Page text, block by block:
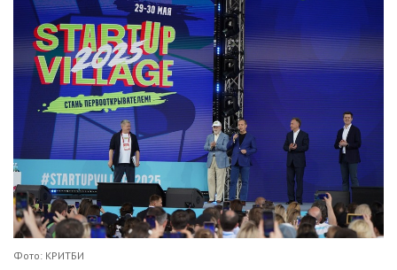
Фото: КРИТБИ